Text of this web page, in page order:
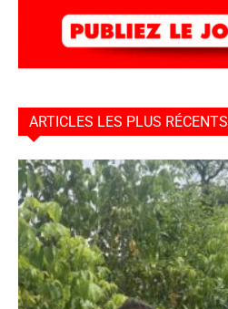
ARTICLES LES PLUS RÉCENTS